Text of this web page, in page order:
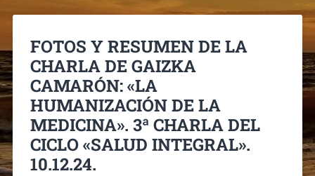
FOTOS Y RESUMEN DE LA
CHARLA DE GAIZKA
CAMARÓN: «LA
HUMANIZACIÓN DE LA
MEDICINA». 3ª CHARLA DEL
CICLO «SALUD INTEGRAL».
10.12.24.